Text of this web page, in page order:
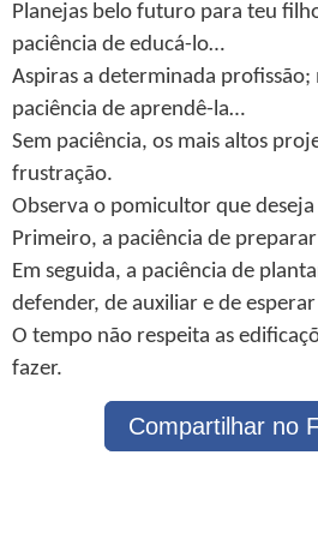
Planejas belo futuro para teu
paciência de educá-lo…
Aspiras a determinada profissão;
paciência de aprendê-la…
Sem paciência, os mais altos
frustração.
Observa o pomicultor que
Primeiro, a paciência de
Em seguida, a paciência de
defender, de auxiliar e de
O tempo não respeita as
fazer.
Compartilhar no